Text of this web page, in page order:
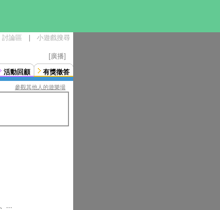
討論區 小遊戲搜尋
[廣播]
活動回顧 有獎徵答
參觀其他人的遊樂場